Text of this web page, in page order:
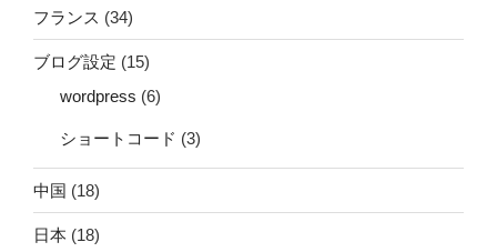
フランス (34)
ブログ設定 (15)
wordpress (6)
ショートコード (3)
中国 (18)
日本 (18)